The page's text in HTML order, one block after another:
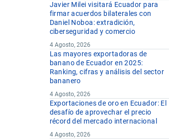
Javier Milei visitará Ecuador para
firmar acuerdos bilaterales con
Daniel Noboa: extradición,
ciberseguridad y comercio
4 Agosto, 2026
Las mayores exportadoras de
banano de Ecuador en 2025:
Ranking, cifras y análisis del sector
bananero
4 Agosto, 2026
Exportaciones de oro en Ecuador: El
desafío de aprovechar el precio
récord del mercado internacional
4 Agosto, 2026